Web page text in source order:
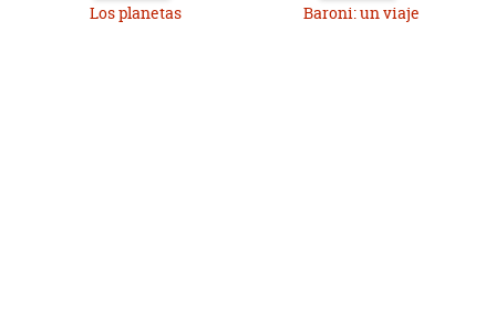
Los planetas Baroni: un viaje